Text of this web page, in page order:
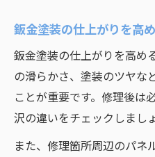
鈑金塗装の仕上がりを高
鈑金塗装の仕上がりを高め
の滑らかさ、塗装のツヤな
ことが重要です。修理後は
沢の違いをチェックしまし
また、修理箇所周辺のパネ